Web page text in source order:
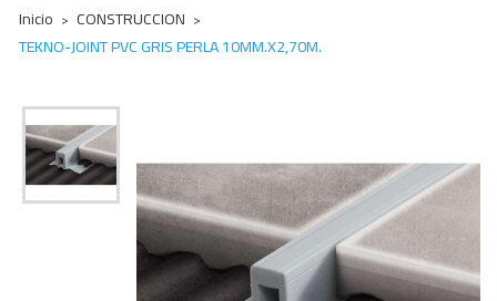
Inicio
CONSTRUCCION
TEKNO-JOINT PVC GRIS PERLA 10MM.X2,70M.